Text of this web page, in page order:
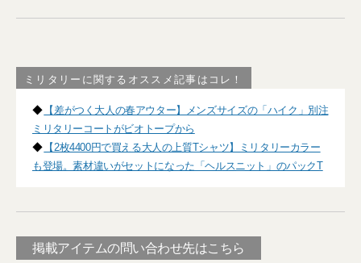
ミリタリーに関するオススメ記事はコレ！
◆ 【差がつく大人の春アウター】メンズサイズの「ハイク」別注
ミリタリーコートがビオトープから
◆ 【2枚4400円で買える大人の上質Tシャツ】ミリタリーカラー
も登場。素材違いがセットになった「ヘルスニット」のパックT
掲載アイテムの問い合わせ先はこちら